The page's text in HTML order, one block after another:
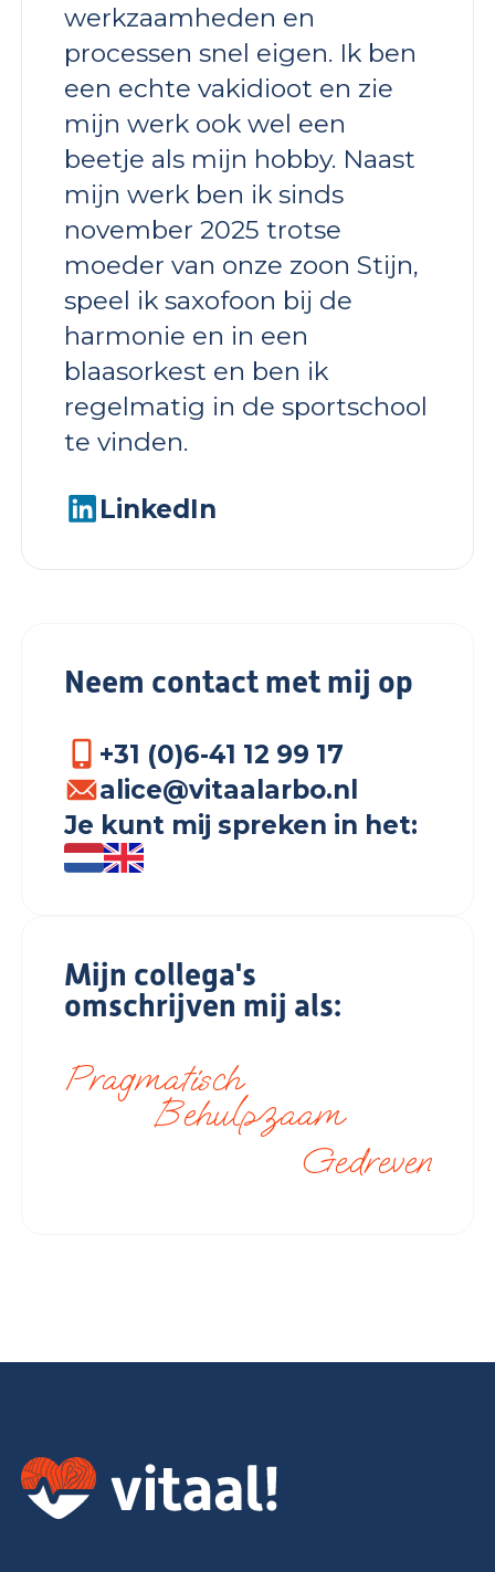
werkzaamheden en
processen snel eigen. Ik ben
een echte vakidioot en zie
mijn werk ook wel een
beetje als mijn hobby. Naast
mijn werk ben ik sinds
november 2025 trotse
moeder van onze zoon Stijn,
speel ik saxofoon bij de
harmonie en in een
blaasorkest en ben ik
regelmatig in de sportschool
te vinden.
LinkedIn
Neem contact met mij op
+31 (0)6-41 12 99 17
alice@vitaalarbo.nl
Je kunt mij spreken in het:
Mijn collega's
omschrijven mij als:
Pragmatisch
Behulpzaam
Gedreven